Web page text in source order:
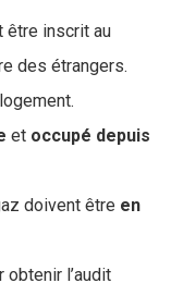
être inscrit au
des étrangers.
etoccupé depuis
doivent être en
obtenir l’audit